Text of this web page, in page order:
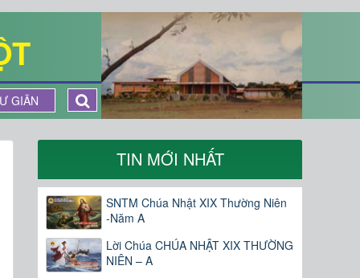
GIÃN
TIN MỚI NHẤT
SNTM Chúa Nhật XIX Thường Niên
-Năm A
Lời Chúa CHÚA NHẬT XIX THƯỜNG
NIÊN – A